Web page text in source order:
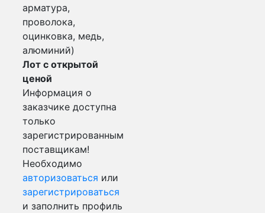
арматура,
проволока,
оцинковка, медь,
алюминий)
Лот с открытой
ценой
Информация о
заказчике доступна
только
зарегистрированным
поставщикам!
Необходимо
авторизоваться или
зарегистрироваться
и заполнить профиль